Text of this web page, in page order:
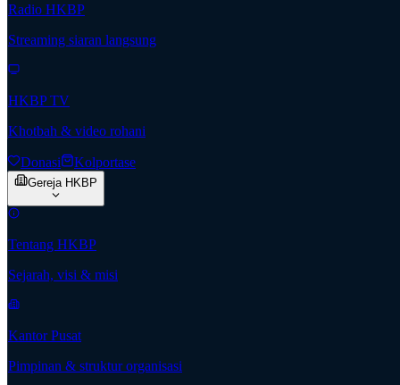
Radio HKBP
Streaming siaran langsung
HKBP TV
Khotbah & video rohani
Donasi Kolportase
Gereja HKBP
Tentang HKBP
Sejarah, visi & misi
Kantor Pusat
Pimpinan & struktur organisasi